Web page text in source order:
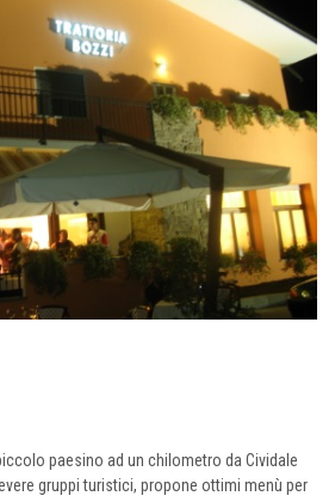
paesino ad un chilometro da Cividale
gruppi turistici, propone ottimi menù per